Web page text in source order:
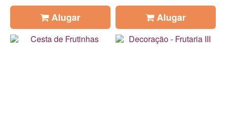
Alugar Alugar